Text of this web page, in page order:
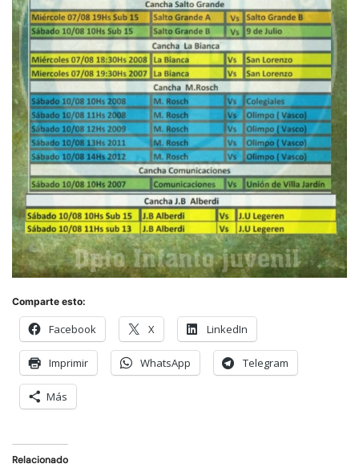
Comparte esto:
Facebook X LinkedIn
Imprimir WhatsApp Telegram
Más
Relacionado